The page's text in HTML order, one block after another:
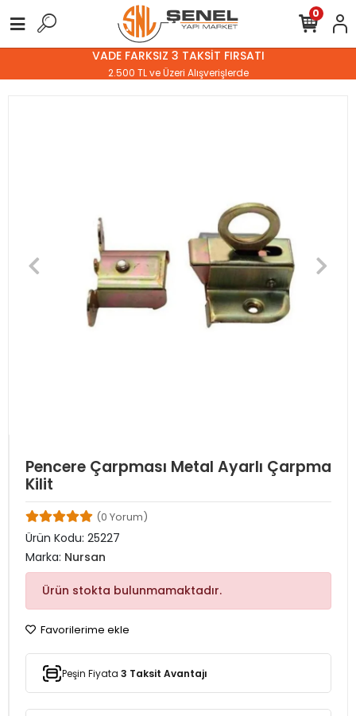
VADE FARKSIZ 3 TAKSİT FIRSATI
2.500 TL ve Üzeri Alışverişlerde
0
Pencere Çarpması Metal Ayarlı Çarpma
Kilit
(0 Yorum)
Ürün Kodu: 25227
Marka: Nursan
Ürün stokta bulunmamaktadır.
Favorilerime ekle
Peşin Fiyata 3 Taksit Avantajı